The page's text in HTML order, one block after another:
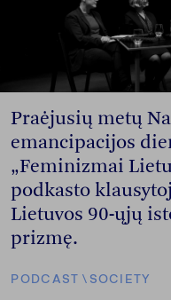
PODCAST \ SOCIETY
Praėjusių metų
emancipacijos
„Feminizmai
podkasto
Lietuvos 90-ųjų
prizmę.